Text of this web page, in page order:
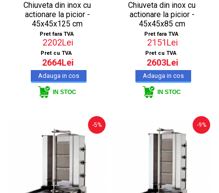
Chiuveta din inox cu
actionare la picior -
45x45x125 cm
Pret fara TVA
2202Lei
Pret cu TVA
2664Lei
IN STOC
Chiuveta din inox cu
actionare la picior -
45x45x85 cm
Pret fara TVA
2151Lei
Pret cu TVA
2603Lei
IN STOC
-5% -9%